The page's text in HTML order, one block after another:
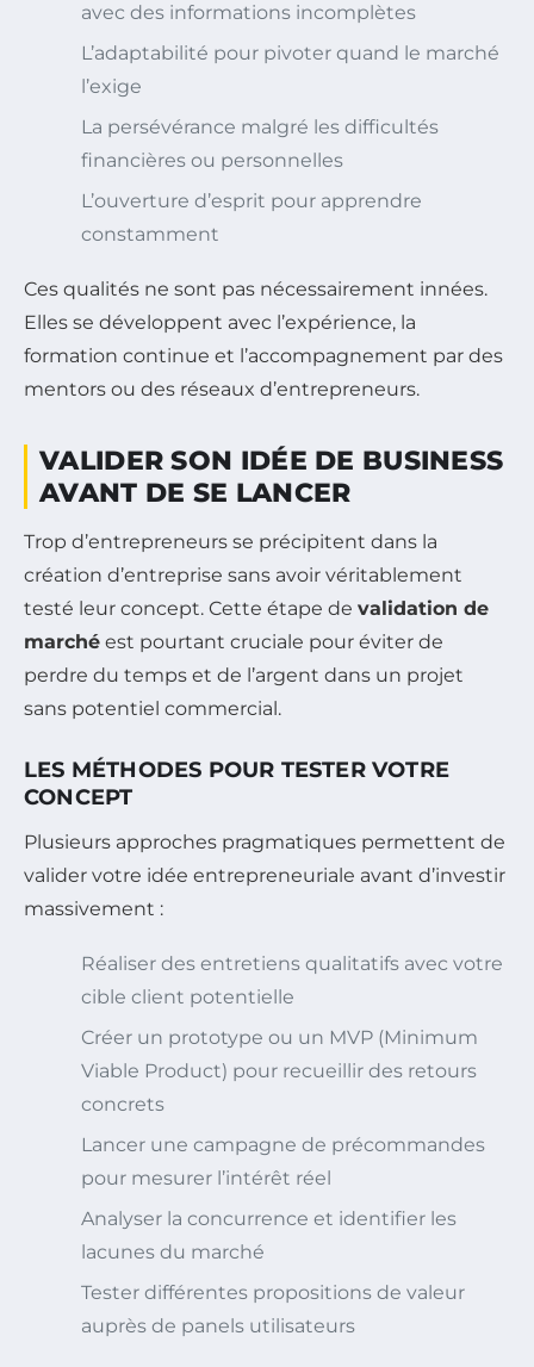
avec des informations incomplètes
L’adaptabilité pour pivoter quand le marché
l’exige
La persévérance malgré les difficultés
financières ou personnelles
L’ouverture d’esprit pour apprendre
constamment
Ces qualités ne sont pas nécessairement innées.
Elles se développent avec l’expérience, la
formation continue et l’accompagnement par des
mentors ou des réseaux d’entrepreneurs.
VALIDER SON IDÉE DE BUSINESS
AVANT DE SE LANCER
Trop d’entrepreneurs se précipitent dans la
création d’entreprise sans avoir véritablement
testé leur concept. Cette étape de validation de
marché est pourtant cruciale pour éviter de
perdre du temps et de l’argent dans un projet
sans potentiel commercial.
LES MÉTHODES POUR TESTER VOTRE
CONCEPT
Plusieurs approches pragmatiques permettent de
valider votre idée entrepreneuriale avant d’investir
massivement :
Réaliser des entretiens qualitatifs avec votre
cible client potentielle
Créer un prototype ou un MVP (Minimum
Viable Product) pour recueillir des retours
concrets
Lancer une campagne de précommandes
pour mesurer l’intérêt réel
Analyser la concurrence et identifier les
lacunes du marché
Tester différentes propositions de valeur
auprès de panels utilisateurs